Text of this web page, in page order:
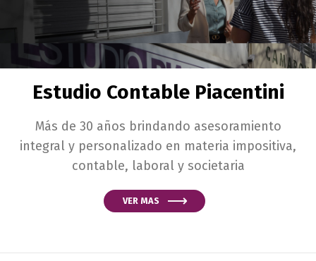
Estudio Contable Piacentini
Más de 30 años brindando asesoramiento
integral y personalizado en materia impositiva,
contable, laboral y societaria
VER MAS